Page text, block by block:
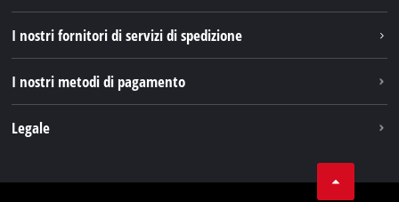
TikTok
Pinterest
I nostri fornitori di servizi di spedizione
I nostri metodi di pagamento
Legale